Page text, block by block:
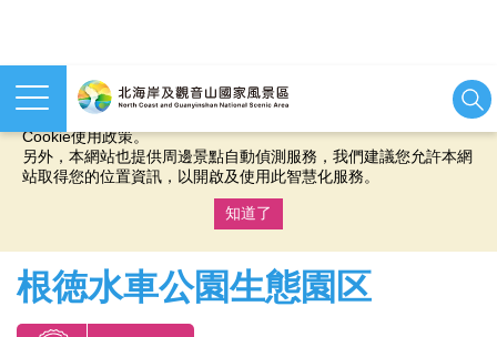
本網站使用cookies等相關技術以持續優化網站服務，並有助於為
您提供更佳的體驗，當您繼續使用本網站即表示您同意我們的
Cookie使用政策。
另外，本網站也提供周邊景點自動偵測服務，我們建議您允許本網
站取得您的位置資訊，以開啟及使用此智慧化服務。
知道了
根徳水車公園生態園区